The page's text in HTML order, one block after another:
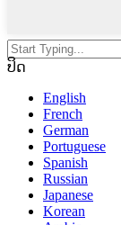
ປິດ
English
French
German
Portuguese
Spanish
Russian
Japanese
Korean